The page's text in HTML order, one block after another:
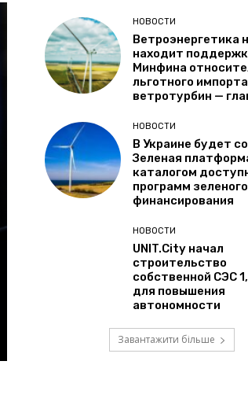
НОВОСТИ
Ветроэнергетика
находит
Минфина
льготного импорта
ветротурбин —
НОВОСТИ
В Украине будет
Зеленая
каталогом
программ зеленого
финансирования
НОВОСТИ
UNIT.City начал
строительство
собственной СЭС
для повышения
автономности
Завантажити більше